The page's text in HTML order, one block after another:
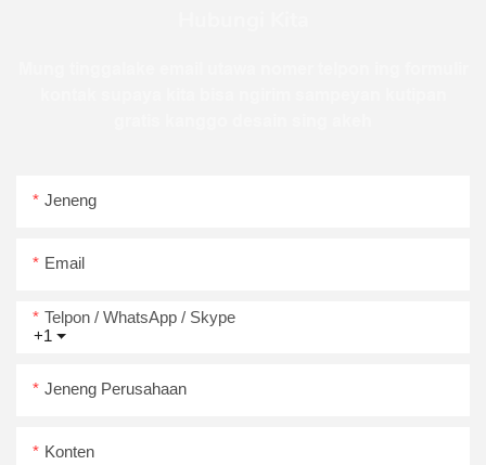
Jeneng
Email
+1
Telpon / WhatsApp / Skype
Jeneng Perusahaan
Konten